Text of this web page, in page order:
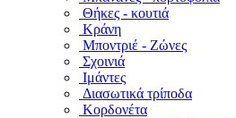
Θήκες - κουτιά
Κράνη
Μποντριέ - Ζώνες
Σχοινιά
Ιμάντες
Διασωτικά τρίποδα
Κορδονέτα